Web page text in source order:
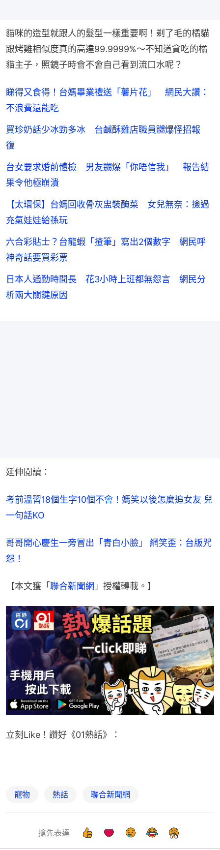
貓咪的造型就跟人的髮型一樣重要啊！剃了毛的橘貓
跟烤雞相似度真的高達99.9999%～不知道貪吃的橘
貓主子，照鏡子時會不會自己看到流口水呢？
睇得又食得！台媽畢業禮送「薯片花」 網民大讚：
不浪費還能吃
買珍奶話少冰勁多冰 台鹹酥雞店職員嬲爆怪招報
復
台女要求婚前體檢 男友嬲爆「你唔信我」 報告結
果令他極崩潰
【太環保】台媽回收骨灰盅裝醃菜 女兒無奈：撿過
充氣娃娃給孫玩
六合彩貼士？台龍蝦「揸筆」寫出2個數字 網民呼
神奇話要買彩票
日本人通勤時間長 花3小時上班都無怨言 網民分
析兩大關鍵原因
延伸閱讀：
考前溫習18個生字10個不會！媽笑以後怎麼追女友 兒
一句話KO
哥哥開心慶生一旁冒出「青白小臉」 網笑歪：台版咒
怨！
【本文獲「 聯合新聞網 」授權轉載。】
立刻Like！讚好《01熱話》：
寵物 熱話 聯合新聞網
搶先表達